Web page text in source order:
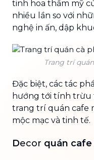
tinh hoa thẩm mỹ
nhiều lần so với
nghệ in ấn, dập
Trang trí
Đặc biệt, các tác
hướng tới tính trừu
trang trí quán cafe
mộc mạc và tinh tế.
Decor quán